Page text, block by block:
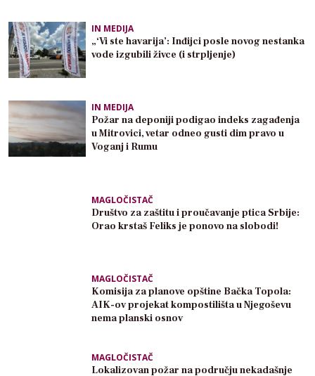
IN MEDIJA
„‘Vi ste havarija’: Inđijci posle novog nestanka
vode izgubili živce (i strpljenje)
IN MEDIJA
Požar na deponiji podigao indeks zagađenja
u Mitrovici, vetar odneo gusti dim pravo u
Voganj i Rumu
MAGLOČISTAČ
Društvo za zaštitu i proučavanje ptica Srbije:
Orao krstaš Feliks je ponovo na slobodi!
MAGLOČISTAČ
Komisija za planove opštine Bačka Topola:
AIK-ov projekat kompostilišta u Njegoševu
nema planski osnov
MAGLOČISTAČ
Lokalizovan požar na području nekadašnje